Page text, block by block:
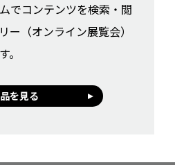
でコンテンツを検索・閲
ー（オンライン展覧会）
。
を見る